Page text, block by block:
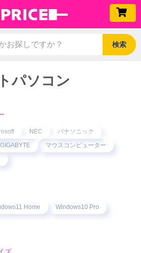
検索
パソコン
NEC
パナソニック
GIGABYTE
マウスコンピューター
Home
Windows10 Pro